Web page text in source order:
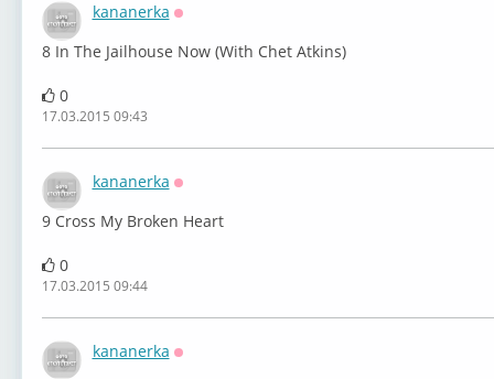
kananerka
8 In The Jailhouse Now (With Chet Atkins)
0
17.03.2015 09:43
kananerka
9 Cross My Broken Heart
0
17.03.2015 09:44
kananerka